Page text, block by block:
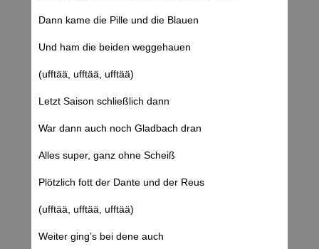
Dann kame die Pille und die Blauen
Und ham die beiden weggehauen
(ufftää, ufftää, ufftää)
Letzt Saison schließlich dann
War dann auch noch Gladbach dran
Alles super, ganz ohne Scheiß
Plötzlich fott der Dante und der Reus
(ufftää, ufftää, ufftää)
Weiter ging’s bei dene auch